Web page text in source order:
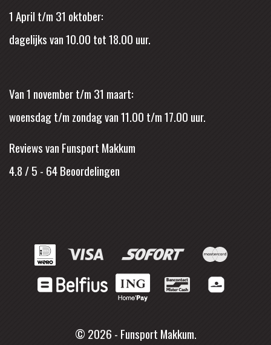
1 April t/m 31 oktober:
dagelijks van 10.00 tot 18.00 uur.
Van 1 november t/m 31 maart:
woensdag t/m zondag van 11.00 t/m 17.00 uur.
Reviews van Funsport Makkum
4.8 / 5 - 64Beoordelingen
© 2026 - Funsport Makkum.